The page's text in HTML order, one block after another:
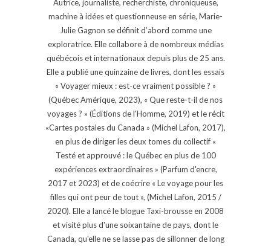
Autrice, journaliste, recherchiste, chroniqueuse,
machine à idées et questionneuse en série, Marie-
Julie Gagnon se définit d’abord comme une
exploratrice. Elle collabore à de nombreux médias
québécois et internationaux depuis plus de 25 ans.
Elle a publié une quinzaine de livres, dont les essais
« Voyager mieux : est-ce vraiment possible ? »
(Québec Amérique, 2023), « Que reste-t-il de nos
voyages ? » (Éditions de l'Homme, 2019) et le récit
«Cartes postales du Canada » (Michel Lafon, 2017),
en plus de diriger les deux tomes du collectif «
Testé et approuvé : le Québec en plus de 100
expériences extraordinaires » (Parfum d'encre,
2017 et 2023) et de coécrire « Le voyage pour les
filles qui ont peur de tout », (Michel Lafon, 2015 /
2020). Elle a lancé le blogue Taxi-brousse en 2008
et visité plus d'une soixantaine de pays, dont le
Canada, qu'elle ne se lasse pas de sillonner de long